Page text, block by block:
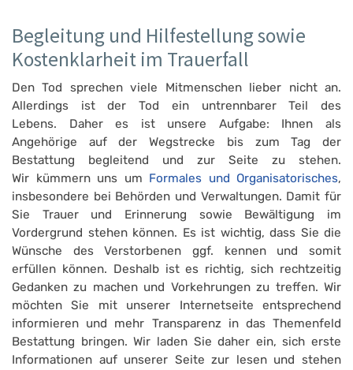
Begleitung und Hilfestellung sowie
Kostenklarheit im Trauerfall
Den Tod sprechen viele Mitmenschen lieber nicht an.
Allerdings ist der Tod ein untrennbarer Teil des
Lebens. Daher es ist unsere Aufgabe: Ihnen als
Angehörige auf der Wegstrecke bis zum Tag der
Bestattung begleitend und zur Seite zu stehen.
Wir kümmern uns um Formales und Organisatorisches,
insbesondere bei Behörden und Verwaltungen. Damit für
Sie Trauer und Erinnerung sowie Bewältigung im
Vordergrund stehen können. Es ist wichtig, dass Sie die
Wünsche des Verstorbenen ggf. kennen und somit
erfüllen können. Deshalb ist es richtig, sich rechtzeitig
Gedanken zu machen und Vorkehrungen zu treffen. Wir
möchten Sie mit unserer Internetseite entsprechend
informieren und mehr Transparenz in das Themenfeld
Bestattung bringen. Wir laden Sie daher ein, sich erste
Informationen auf unserer Seite zur lesen und stehen